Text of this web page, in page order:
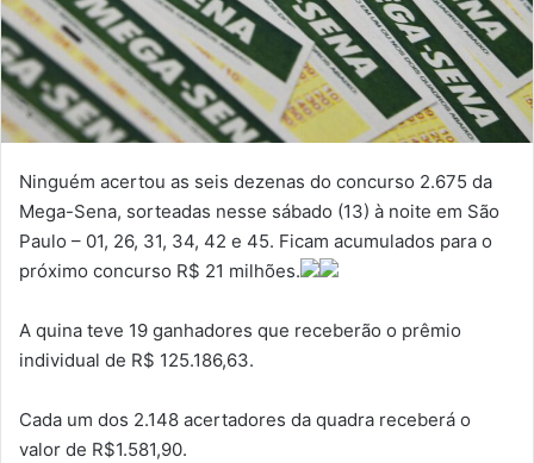
Ninguém acertou as seis dezenas do concurso 2.675 da
Mega-Sena, sorteadas nesse sábado (13) à noite em São
Paulo – 01, 26, 31, 34, 42 e 45. Ficam acumulados para o
próximo concurso R$ 21 milhões.
A quina teve 19 ganhadores que receberão o prêmio
individual de R$ 125.186,63.
Cada um dos 2.148 acertadores da quadra receberá o
valor de R$1.581,90.